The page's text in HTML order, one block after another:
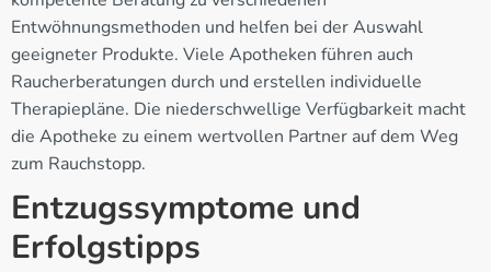
Entwöhnungsmethoden und helfen bei der Auswahl
geeigneter Produkte. Viele Apotheken führen auch
Raucherberatungen durch und erstellen individuelle
Therapiepläne. Die niederschwellige Verfügbarkeit macht
die Apotheke zu einem wertvollen Partner auf dem Weg
zum Rauchstopp.
Entzugssymptome und
Erfolgstipps